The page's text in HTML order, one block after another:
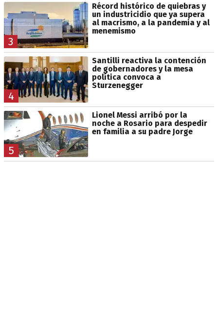
3
Récord histórico de quiebras y
un industricidio que ya supera
al macrismo, a la pandemia y al
menemismo
4
Santilli reactiva la contención
de gobernadores y la mesa
política convoca a
Sturzenegger
5
Lionel Messi arribó por la
noche a Rosario para despedir
en familia a su padre Jorge